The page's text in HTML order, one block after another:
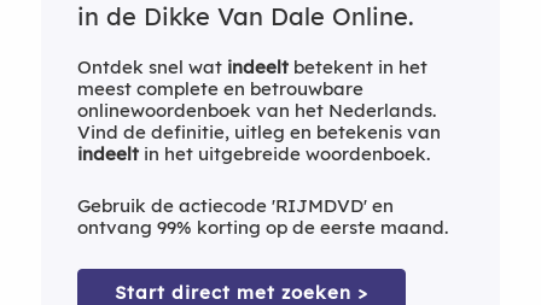
in de Dikke Van Dale Online.
Ontdek snel wat indeeltbetekent in het
meest complete en betrouwbare
onlinewoordenboek van het Nederlands.
Vind de definitie, uitleg en betekenis van
indeeltin het uitgebreide woordenboek.
Gebruik de actiecode 'RIJMDVD' en
ontvang 99% korting op de eerste maand.
Start direct met zoeken >